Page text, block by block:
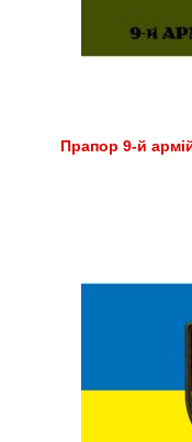
Прапор 9-й